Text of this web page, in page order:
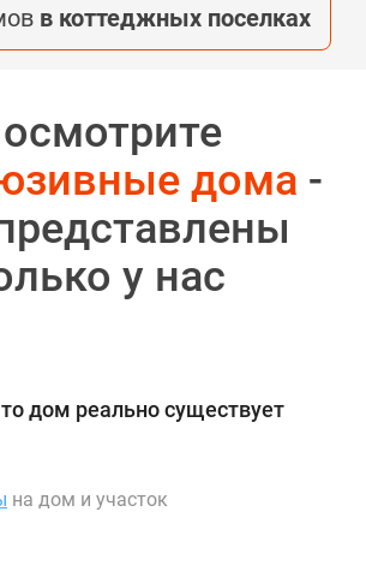
в коттеджных поселках
дома -
у нас
дом реально существует
на дом и участок